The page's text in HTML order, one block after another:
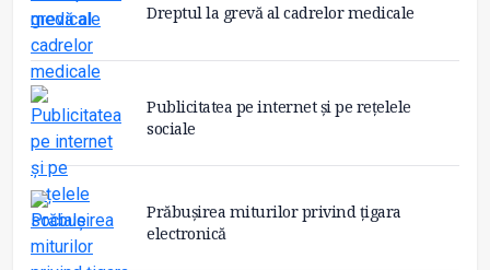
Dreptul la grevă al cadrelor medicale
Publicitatea pe internet și pe rețelele
sociale
Prăbușirea miturilor privind țigara
electronică